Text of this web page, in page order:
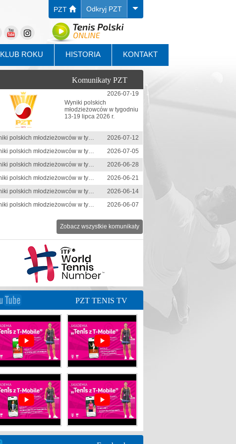
PZT Odkryj PZT
KLUB ROKU HISTORIA KONTAKT
Komunikaty PZT
2026-07-19
Wyniki polskich
młodzieżowców w tygodniu
13-19 lipca 2026 r.
Wyniki polskich młodzieżowców w tygodniu 6-12 lipca 2026 r.
2026-07-12
Wyniki polskich młodzieżowców w tygodniu 29 czerwca-5 lipca 2026 r.
2026-07-05
Wyniki polskich młodzieżowców w tygodniu 22-28 czerwca 2026 r.
2026-06-28
Wyniki polskich młodzieżowców w tygodniu 15-21 czerwca 2026 r.
2026-06-21
Wyniki polskich młodzieżowców w tygodniu 8-14 czerwca 2026 r.
2026-06-14
Wyniki polskich młodzieżowców w tygodniu 1-7 czerwca 2026 r.
2026-06-07
Zobacz wszystkie komunikaty
PZT TENIS TV